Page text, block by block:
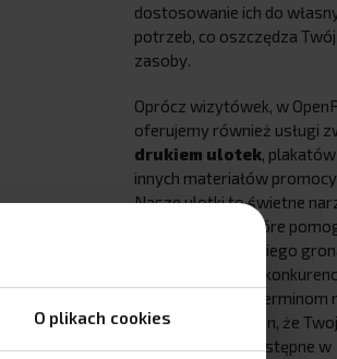
O plikach cookies
dostosowanie ich do
potrzeb, co oszczędza Twój
zasoby.
Oprócz wizytówek, w
oferujemy również usługi
drukiem ulotek,
innych materiałów
Nasze ulotki to świetne
marketingowe, które
dotrzeć do szerokiego
odbiorców. Dzięki
cenom i szybkim terminom
możesz być pewien, że
materiały będą dostępne w